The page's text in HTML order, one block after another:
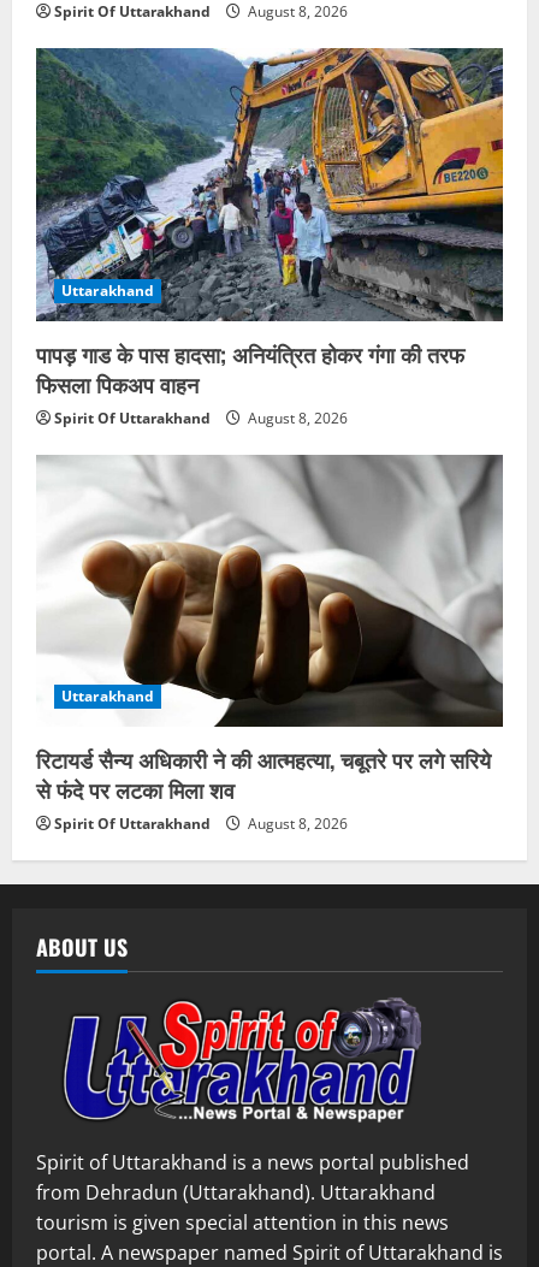
Spirit Of Uttarakhand August 8, 2026
Uttarakhand
पापड़ गाड के पास हादसा; अनियंत्रित होकर गंगा की तरफ
फिसला पिकअप वाहन
Spirit Of Uttarakhand August 8, 2026
Uttarakhand
रिटायर्ड सैन्य अधिकारी ने की आत्महत्या, चबूतरे पर लगे सरिये
से फंदे पर लटका मिला शव
Spirit Of Uttarakhand August 8, 2026
ABOUT US
Spirit of Uttarakhand is a news portal published
from Dehradun (Uttarakhand). Uttarakhand
tourism is given special attention in this news
portal. A newspaper named Spirit of Uttarakhand is